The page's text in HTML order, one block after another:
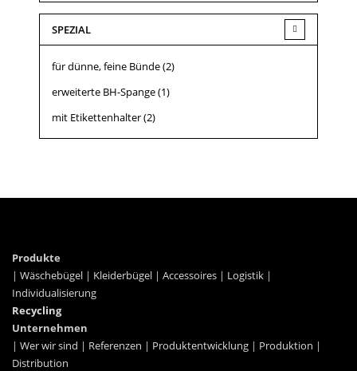
SPEZIAL
für dünne, feine Bünde(2)
erweiterte BH-Spange(1)
mit Etikettenhalter(2)
Produkte
| Wäschebügel | Kleiderbügel | Accessoires | Logistik |
Individualisierung
Recycling
Unternehmen
| Wer wir sind | Referenzen | Produktentwicklung | Produktion |
Distribution